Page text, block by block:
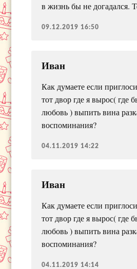
в жизнь бы не догадался.
09.12.2019 16:50
Иван
Как думаете если
тот двор где я вырос( где
любовь ) выпить вина
воспоминания?
04.11.2019 14:22
Иван
Как думаете если
тот двор где я вырос( где
любовь ) выпить вина
воспоминания?
04.11.2019 14:14